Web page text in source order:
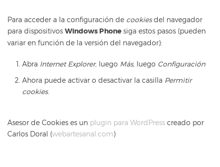
Para acceder a la configuración de cookiesdel navegador
para dispositivos Windows Phone siga estos pasos (pueden
variar en función de la versión del navegador):
Abra Internet Explorer, luego Más, luego Configuración
Ahora puede activar o desactivar la casilla Permitir
cookies.
Asesor de Cookies es un plugin para WordPress creado por
Carlos Doral (webartesanal.com)